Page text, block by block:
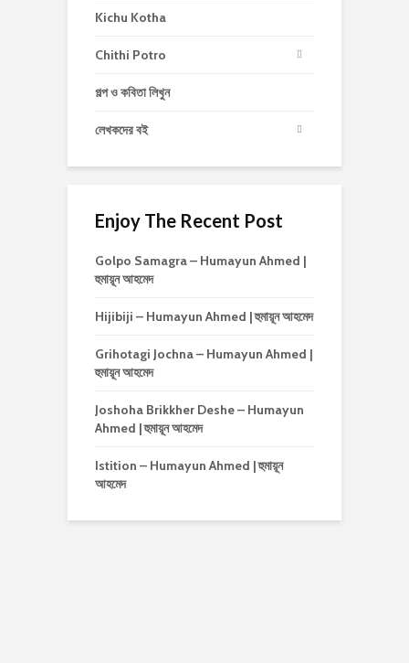
Kichu Kotha
Chithi Potro
গল্প ও কবিতা লিখুন
লেখকদের বই
Enjoy The Recent Post
Golpo Samagra – Humayun Ahmed |
হুমায়ূন আহমেদ
Hijibiji – Humayun Ahmed | হুমায়ূন আহমেদ
Grihotagi Jochna – Humayun Ahmed |
হুমায়ূন আহমেদ
Joshoha Brikkher Deshe – Humayun
Ahmed | হুমায়ূন আহমেদ
Istition – Humayun Ahmed | হুমায়ূন
আহমেদ